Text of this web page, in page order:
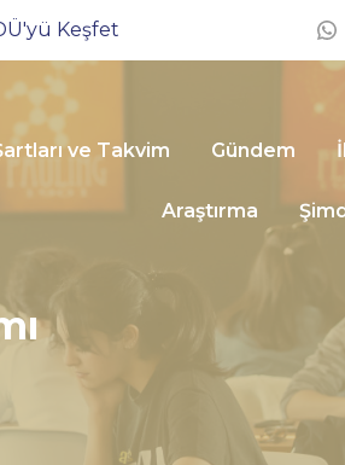
Keşfet
Icons
ve Takvim Gündem
Araştırma